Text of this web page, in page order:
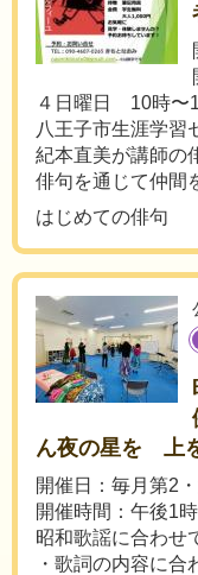
４日曜日 10時〜
八王子市生涯学習
紀本直美が講師の
俳句を通じて仲間
はじめての俳句
ん夜の星を 上
開催日：毎月第2
開催時間：午後1
昭和歌謡に合わせ
・歌詞の内容に合